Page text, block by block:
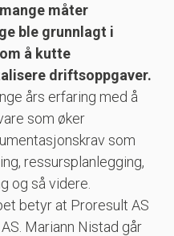
måter
ble grunnlagt i
å kutte
driftsoppgaver.
års erfaring med å
som øker
som
ressursplanlegging,
og så videre.
betyr at Proresult AS
Mariann Nistad går